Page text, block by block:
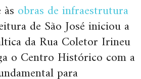
obras de infraestrutura
de São José iniciou a
da Rua Coletor Irineu
o Centro Histórico com a
para